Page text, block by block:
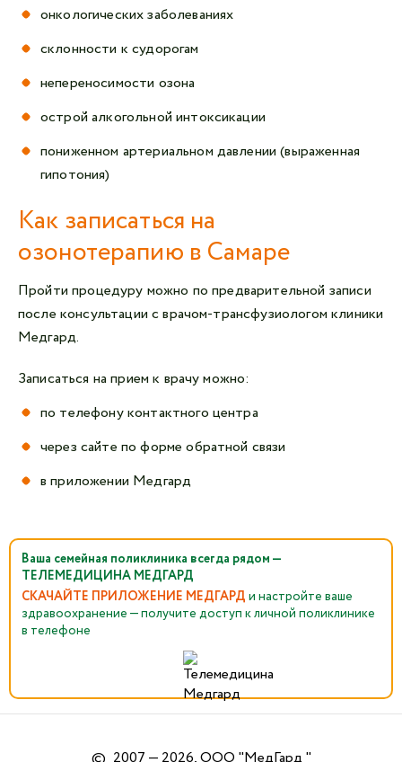
онкологических заболеваниях
склонности к судорогам
непереносимости озона
острой алкогольной интоксикации
пониженном артериальном давлении (выраженная
гипотония)
Как записаться на
озонотерапию в Самаре
Пройти процедуру можно по предварительной записи
после консультации с врачом-трансфузиологом клиники
Медгард.
Записаться на прием к врачу можно:
по телефону контактного центра
через сайте по форме обратной связи
в приложении Медгард
Ваша семейная поликлиника всегда рядом —
ТЕЛЕМЕДИЦИНА МЕДГАРД
СКАЧАЙТЕ ПРИЛОЖЕНИЕ МЕДГАРД и настройте ваше
здравоохранение — получите доступ к личной поликлинике
в телефоне